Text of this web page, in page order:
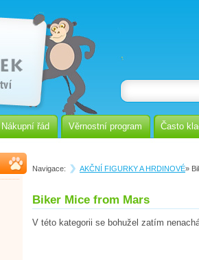
Nákupní řád Věrnostní program Často
Navigace: AKČNÍ FIGURKY A HRDINOVÉ»
Biker Mice from Mars
V této kategorii se bohužel zatím